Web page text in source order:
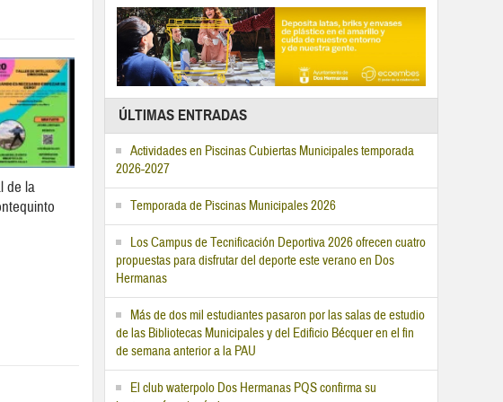
de la
ÚLTIMAS ENTRADAS
Actividades en Piscinas Cubiertas Municipales temporada
2026-2027
Temporada de Piscinas Municipales 2026
Los Campus de Tecnificación Deportiva 2026 ofrecen cuatro
propuestas para disfrutar del deporte este verano en Dos
Hermanas
Más de dos mil estudiantes pasaron por las salas de estudio
de las Bibliotecas Municipales y del Edificio Bécquer en el fin
de semana anterior a la PAU
El club waterpolo Dos Hermanas PQS confirma su